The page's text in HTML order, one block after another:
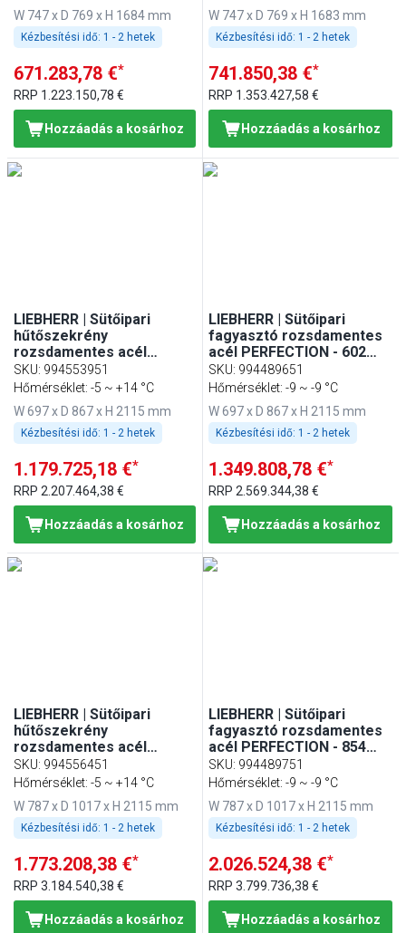
W 747 x D 769 x H 1684 mm
Kézbesítési idő: 1 - 2 hetek
671.283,78 €*
RRP 1.223.150,78 €
Hozzáadás a kosárhoz
W 747 x D 769 x H 1683 mm
Kézbesítési idő: 1 - 2 hetek
741.850,38 €*
RRP 1.353.427,58 €
Hozzáadás a kosárhoz
LIEBHERR | Sütőipari
hűtőszekrény
rozsdamentes acél
PERFECTION - 602 literes
- EN 600x400 -
belsővel - 1 ajtóval
SKU: 994553951
Hőmérséklet: -5 ~ +14 °C
W 697 x D 867 x H 2115 mm
Kézbesítési idő: 1 - 2 hetek
1.179.725,18 €*
RRP 2.207.464,38 €
Hozzáadás a kosárhoz
LIEBHERR | Sütőipari
fagyasztó rozsdamentes
acél PERFECTION - 602
liter - EN 600x400 -
rozsdamentes acél belső -
SKU: 994489651
Hőmérséklet: -9 ~ -9 °C
W 697 x D 867 x H 2115 mm
Kézbesítési idő: 1 - 2 hetek
1.349.808,78 €*
RRP2.569.344,38 €
Hozzáadás a kosárhoz
LIEBHERR | Sütőipari
hűtőszekrény
rozsdamentes acél
PERFECTION - 854 liter -
EN 600x800 -
- 1 ajtóval
SKU: 994556451
Hőmérséklet: -5 ~ +14 °C
W 787 x D 1017 x H 2115 mm
Kézbesítési idő: 1 - 2 hetek
1.773.208,38 €*
RRP 3.184.540,38 €
Hozzáadás a kosárhoz
LIEBHERR | Sütőipari
fagyasztó rozsdamentes
acél PERFECTION - 854
liter - EN 600x800 -
rozsdamentes acél belső -
SKU: 994489751
Hőmérséklet: -9 ~ -9 °C
W 787 x D 1017 x H 2115 mm
Kézbesítési idő: 1 - 2 hetek
2.026.524,38 €*
RRP3.799.736,38 €
Hozzáadás a kosárhoz